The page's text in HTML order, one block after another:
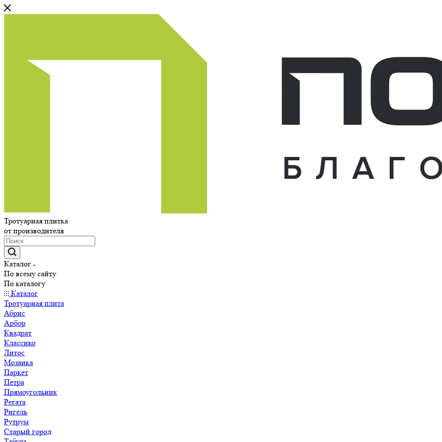
Тротуарная плитка
от производителя
Каталог
По всему сайту
По каталогу
Каталог
Тротуарная плита
Абрис
Арбор
Квадрат
Классико
Литос
Мозаика
Паркет
Петра
Прямоугольник
Регата
Ригель
Рутрум
Старый город